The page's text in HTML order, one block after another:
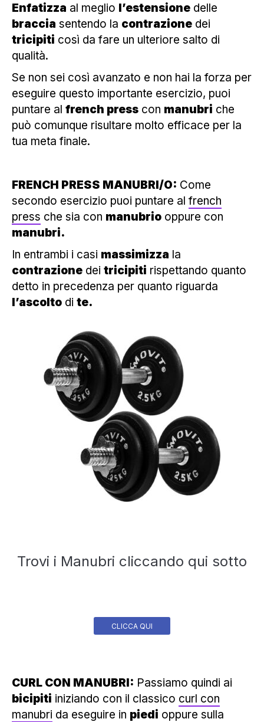
Enfatizza al meglio l’estensione delle
braccia sentendo la contrazione dei
tricipiti così da fare un ulteriore salto di
qualità.
Se non sei così avanzato e non hai la forza per
eseguire questo importante esercizio, puoi
puntare al french press con manubri che
può comunque risultare molto efficace per la
tua meta finale.
FRENCH PRESS MANUBRI/O: Come
secondo esercizio puoi puntare al french
press che sia con manubrio oppure con
manubri.
In entrambi i casi massimizza la
contrazione dei tricipiti rispettando quanto
detto in precedenza per quanto riguarda
l’ascolto di te.
Trovi i Manubri cliccando qui sotto
CLICCA QUI
CURL CON MANUBRI: Passiamo quindi ai
bicipiti iniziando con il classico curl con
manubri da eseguire in piedi oppure sulla